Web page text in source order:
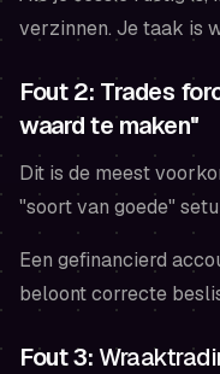
verzinnen. Je taak is
Fout 2: Trades
waard te maken"
Dit is de meest
"soort van goede"
Een gefinancierd
beloont correcte
Fout 3: